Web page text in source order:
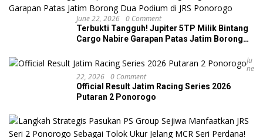
June 22, 2026 0 Comment
Terbukti Tangguh! Jupiter 5TP Milik Bintang
Cargo Nabire Garapan Patas Jatim Borong
Ju
Ne
22, 2026 0 Comment
Official Result Jatim Racing Series 2026
Putaran 2 Ponorogo